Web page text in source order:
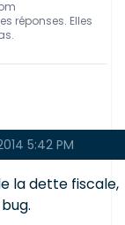
réponses. Elles
5:42 PM
la dette fiscale,